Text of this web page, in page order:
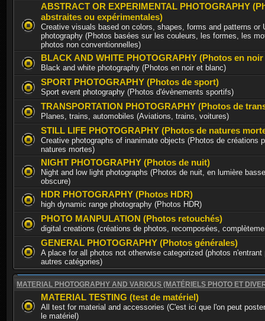
ABSTRACT OR EXPERIMENTAL PHOTOGRAPHY
abstraites ou expérimentales)
Creative visuals based on colors, shapes, forms and patterns or
photography (Photos basées sur les couleurs, les formes, les
photos non conventionnelles)
BLACK AND WHITE PHOTOGRAPHY (Photos en
Black and white photography (Photos en noir et blanc)
SPORT PHOTOGRAPHY (Photos de sport)
Sport event photography (Photos d'évènements sportifs)
TRANSPORTATION PHOTOGRAPHY (Photos de
Planes, trains, automobiles (Aviations, trains, voitures)
STILL LIFE PHOTOGRAPHY (Photos de natures
Creative photographs of inanimate objects (Photos de créations
natures mortes)
NIGHT PHOTOGRAPHY (Photos de nuit)
Night and low light photographs (Photos de nuit, en lumière
obscure)
HDR PHOTOGRAPHY (Photos HDR)
high dynamic range photography (Photos HDR)
PHOTO MANPULATION (Photos retouchés)
digital creations (créations de photos, recomposées,
GENERAL PHOTOGRAPHY (Photos générales)
A place for all photos not otherwise categorized (photos
autres catégories)
MATERIAL PHOTOGRAPHY AND VARIOUS (MATÉRIELS PHOTO ET
MATERIAL TESTING (test de matériel)
All test for material and accessories (C'est ici que l'on peut
le matériel)